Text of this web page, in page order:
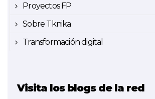
Proyectos FP
Sobre Tknika
Transformación digital
Visita los blogs de la red